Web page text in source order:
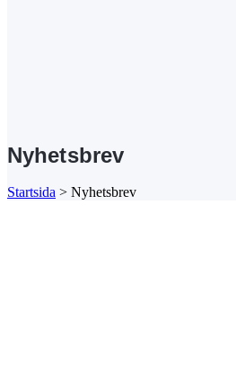
Nyhetsbrev
Startsida > Nyhetsbrev